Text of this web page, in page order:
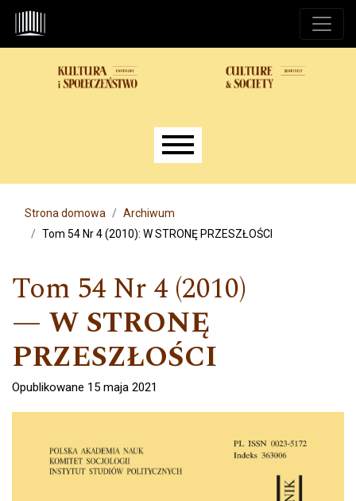
Przejdź do głównego menu
Przejdź do sekcji głównej
Przejdź do stopki
Main menu
Strona domowa
Archiwum
Tom 54 Nr 4 (2010): W STRONĘ PRZESZŁOŚCI
Tom 54 Nr 4 (2010)
W STRONĘ
PRZESZŁOŚCI
Opublikowane 15 maja 2021